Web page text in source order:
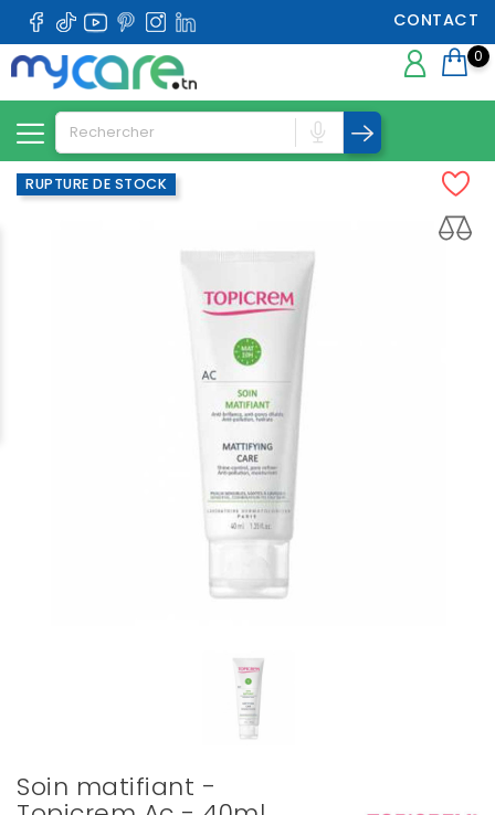
CONTACT
0
RUPTURE DE STOCK
Soin matifiant -